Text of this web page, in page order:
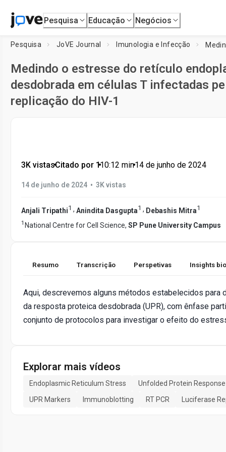
Pesquisa Educação Negócios
Pesquisa JoVE Journal Imunologia e Infecção
Medindo o estresse do retículo
desdobrada em células T infectadas
replicação do HIV-1
3K vistas•Citado por 1•10:12 min•14 de junho de 2024
14 de junho de 2024 • 3K vistas
Anjali Tripathi1 , Anindita Dasgupta1 , Debashis Mitra1
1 National Centre for Cell Science, SP Pune University Campus
Resumo Transcrição Perspetivas Insights
Aqui, descrevemos alguns métodos estabelecidos para
da resposta proteica desdobrada (UPR), com ênfase
conjunto de protocolos para investigar o efeito do
Explorar mais vídeos
Endoplasmic Reticulum Stress
Unfolded Protein Response
UPR Markers
Immunoblotting RT PCR Luciferase